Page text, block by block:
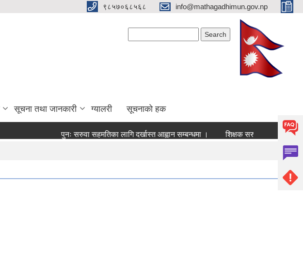
९८५७०६८५६८ info@mathagadhimun.gov.np
सूचना तथा जानकारी ग्यालरी सूचनाको हक
पुनः सरुवा सहमतिका लागि दर्खास्त आह्वान सम्बन्धमा । शिक्षक सरुवा बिज्ञापन सम्वन्धमा